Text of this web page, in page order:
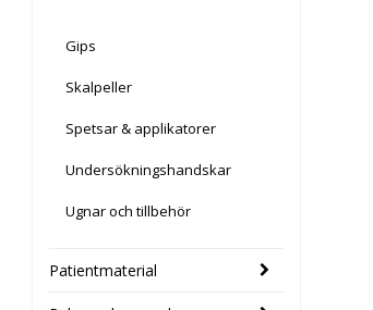
Gips
Skalpeller
Spetsar & applikatorer
Undersökningshandskar
Ugnar och tillbehör
Patientmaterial